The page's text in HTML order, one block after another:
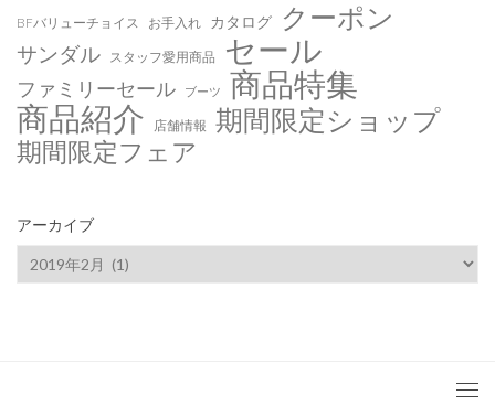
BFバリューチョイス お手入れ カタログ クーポン
サンダル スタッフ愛用商品 セール
ファミリーセール ブーツ 商品特集
商品紹介 店舗情報 期間限定ショップ
期間限定フェア
アーカイブ
ア
ー